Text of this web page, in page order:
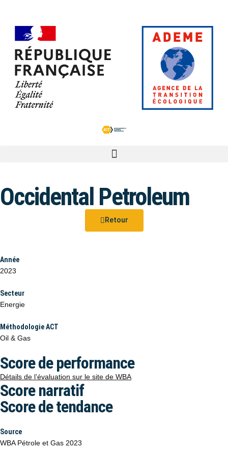
Occidental Petroleum
Retour
Année
2023
Secteur
Energie
Méthodologie ACT
Oil & Gas
Score de performance
Détails de l’évaluation sur le site de WBA
Score narratif
Score de tendance
Source
WBA Pétrole et Gas 2023